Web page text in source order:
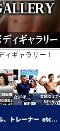
ィギャラリー！